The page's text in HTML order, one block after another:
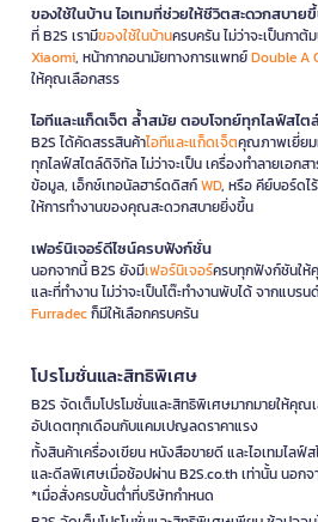
ของใช้ในบ้าน ไอเทมที่ช่วยให้ชีวิตสะดวกสบาย
ที่ B2S เรามีของใช้ในบ้านครบครัน ไม่ว่าจะเป็นกาต้
Xiaomi, หน้ากากอนามัยทางการแพทย์Double A
ให้คุณเลือกสรร
ไอทีและแก็ดเจ็ต ล้ำสมัย ตอบโจทย์ทุกไลฟ์สไต
B2S ได้คัดสรรสินค้าไอทีและแก็ดเจ็ตคุณภาพเยี่ยม
ทุกไลฟ์สไตล์ดิจิทัล ไม่ว่าจะเป็น เครื่องทำลายเอกส
ข้อมูล, เอ็กซ์เทอนัลฮาร์ดดิสก์WD, หรือ คีย์บอร์ดไ
ให้การทำงานของคุณสะดวกสบายยิ่งขึ้น
เฟอร์นิเจอร์ดีไซน์ครบฟังก์ชั่น
นอกจากนี้ B2S ยังมีเฟอร์นิเจอร์ครบทุกฟังก์ชันให้
และที่ทำงาน ไม่ว่าจะเป็นโต๊ะทำงานพับได้ จากแบรน
Furradecก็มีให้เลือกครบครัน
โปรโมชั่นและสิทธิพิเศษ
B2S จัดเต็มโปรโมชั่นและสิทธิพิเศษมากมายให้คุณ
อัปเดตทุกเดือนกับแคมเปญลดราคาแรง
ทั้งสินค้าเครื่องเขียน หนังสือขายดี และไอเทมไล
และดีลพิเศษเมื่อช้อปผ่าน B2S.co.th เท่านั้น นอก
*เมื่อสั่งครบขั้นต่ำที่บริษัทกำหนด